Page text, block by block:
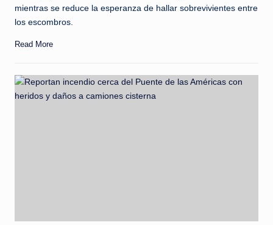
mientras se reduce la esperanza de hallar sobrevivientes entre
los escombros.
Read More